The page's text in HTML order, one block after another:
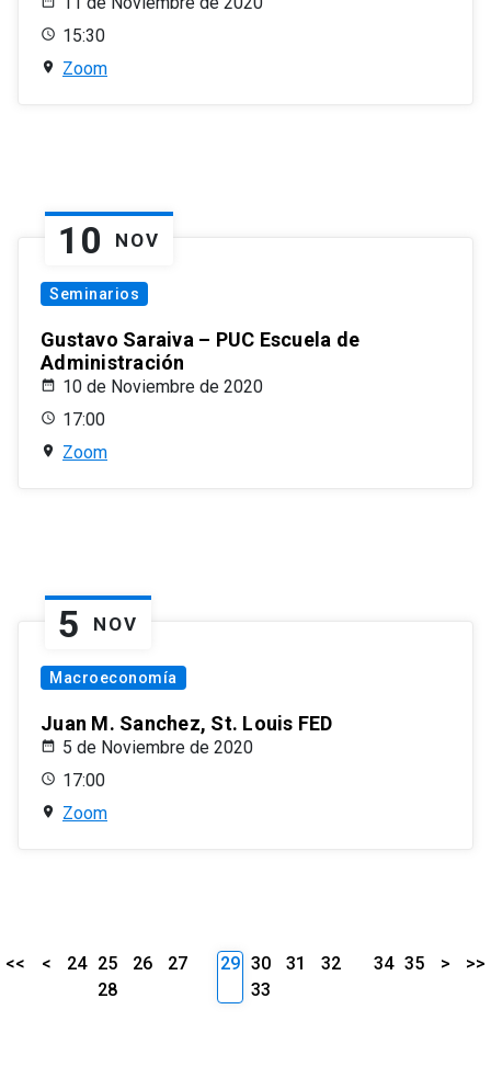
15:30
Zoom
10 NOV
Seminarios
Gustavo Saraiva – PUC Escuela de
Administración
10 de Noviembre de 2020
17:00
Zoom
5 NOV
Macroeconomía
Juan M. Sanchez, St. Louis FED
5 de Noviembre de 2020
17:00
Zoom
<< < 24 25 26
27
28
29 30 31
32
33
34 35 > >>